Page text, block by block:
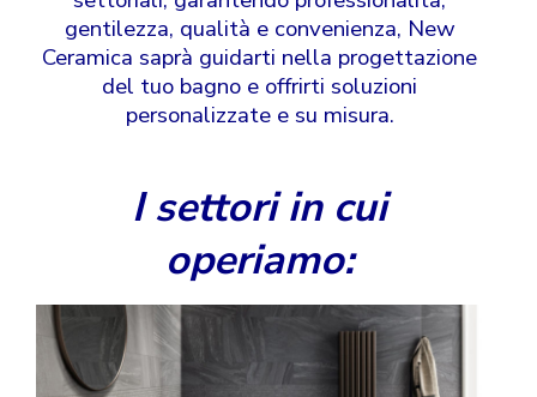
gentilezza, qualità e convenienza, New
Ceramica saprà guidarti nella progettazione
del tuo bagno e offrirti soluzioni
personalizzate e su misura.
I settori in cui
operiamo: